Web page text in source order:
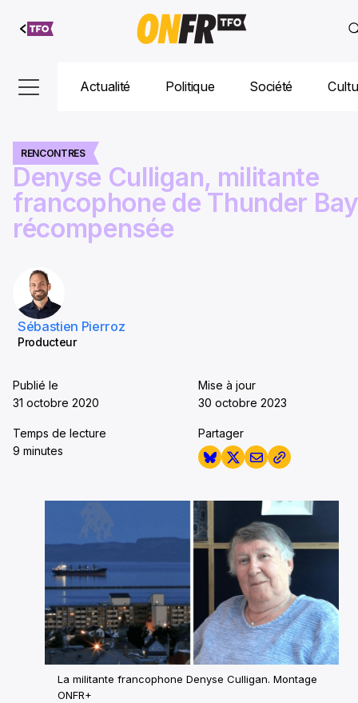
Aller au
contenu
Actualité Politique Société
RENCONTRES
Denyse Culligan, militante
francophone de Thunder Bay
récompensée
Sébastien Pierroz
Producteur
Publié le
31 octobre 2020
Mise à jour
30 octobre 2023
Temps de lecture
9 minutes
Partager
La militante francophone Denyse Culligan. Montage
ONFR+